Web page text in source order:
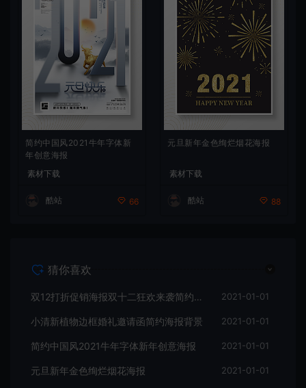
简约中国风2021牛年字体新
年创意海报
素材下载
酷站 66
元旦新年金色绚烂烟花海报
素材下载
酷站 88
猜你喜欢
双12打折促销海报双十二狂欢来袭简约海报 2021-01-01
小清新植物边框婚礼邀请函简约海报背景 2021-01-01
简约中国风2021牛年字体新年创意海报 2021-01-01
元旦新年金色绚烂烟花海报 2021-01-01